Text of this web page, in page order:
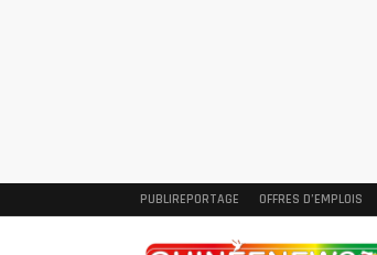
PUBLIREPORTAGE OFFRES D’EMPLOIS